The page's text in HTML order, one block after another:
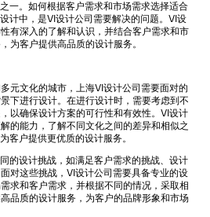
一。如何根据客户需求和市场需求选择适合
计中，是VI设计公司需要解决的问题。VI设
有深入的了解和认识，并结合客户需求和市
为客户提供高品质的设计服务。
文化的城市，上海VI设计公司需要面对的
下进行设计。在进行设计时，需要考虑到不
以确保设计方案的可行性和有效性。VI设计
的能力，了解不同文化之间的差异和相似之
客户提供更优质的设计服务。
设计挑战，如满足客户需求的挑战、设计
对这些挑战，VI设计公司需要具备专业的设
求和客户需求，并根据不同的情况，采取相
品质的设计服务，为客户的品牌形象和市场